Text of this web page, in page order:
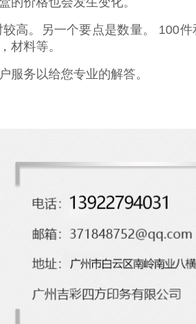
高。另一个要点是数量。
100件
材料等。
服务以给您专业的解答。